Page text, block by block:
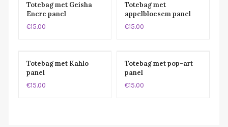
Totebag met Geisha
Encre panel
€15.00
Totebag met
appelbloesem panel
€15.00
Totebag met Kahlo
panel
€15.00
Totebag met pop-art
panel
€15.00